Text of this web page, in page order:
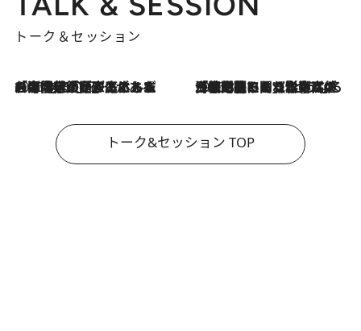
トーク＆セッション
2026.8.3
「今後値上げがあるとすれば…」「リスクがあるのは今年の冬」エネルギー専門家が語る、ホルムズ海峡封鎖が家庭にもたらす“ある心配” 2026.8.3
「住宅建てられない…」「サーチャージ料の高値が続いている」ホルムズ海峡封鎖による影響はいつまで続く？《エネルギー専門家に聞く“どうなる日本の暮らし”》
トーク&セッション TOP